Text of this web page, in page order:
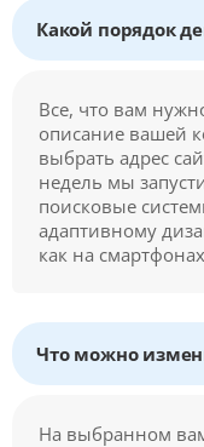
Какой порядок
Все, что вам
описание вашей
выбрать адрес
недель мы
поисковые
адаптивному
как на
Что можно
На выбранном